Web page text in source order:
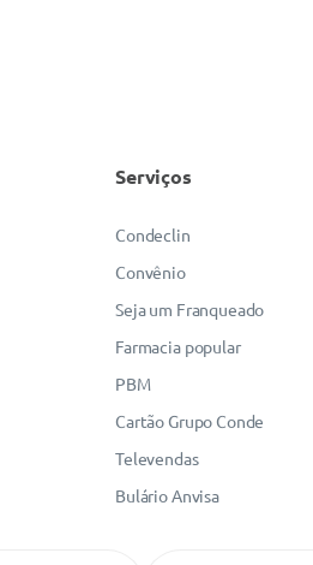
Serviços
Condeclin
Convênio
Seja um Franqueado
Farmacia popular
PBM
Cartão Grupo Conde
Televendas
Bulário Anvisa